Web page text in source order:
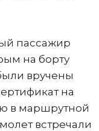
пассажир
на борту
вручены
на
в маршрутной
встречали